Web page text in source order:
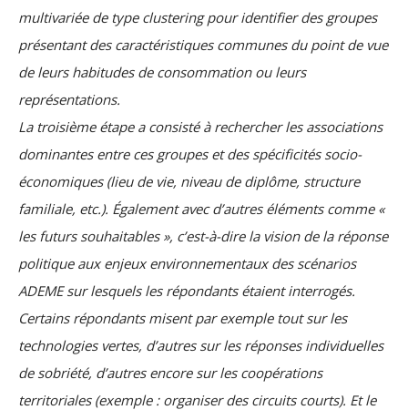
multivariée de type clustering pour identifier des groupes
présentant des caractéristiques communes du point de vue
de leurs habitudes de consommation ou leurs
représentations.
La troisième étape a consisté à rechercher les associations
dominantes entre ces groupes et des spécificités socio-
économiques (lieu de vie, niveau de diplôme, structure
familiale, etc.). Également avec d’autres éléments comme «
les futurs souhaitables », c’est-à-dire la vision de la réponse
politique aux enjeux environnementaux des scénarios
ADEME sur lesquels les répondants étaient interrogés.
Certains répondants misent par exemple tout sur les
technologies vertes, d’autres sur les réponses individuelles
de sobriété, d’autres encore sur les coopérations
territoriales (exemple : organiser des circuits courts). Et le